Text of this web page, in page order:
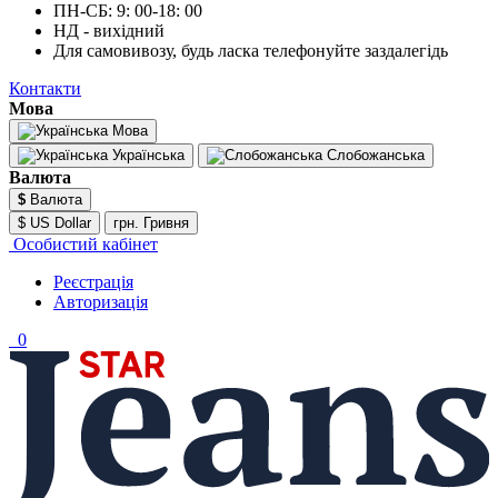
ПН-СБ: 9: 00-18: 00
НД - вихідний
Для самовивозу, будь ласка телефонуйте заздалегідь
Контакти
Мова
Мова
Українська
Слобожанська
Валюта
$ Валюта
$ US Dollar
грн. Гривня
Особистий кабінет
Реєстрація
Авторизація
0